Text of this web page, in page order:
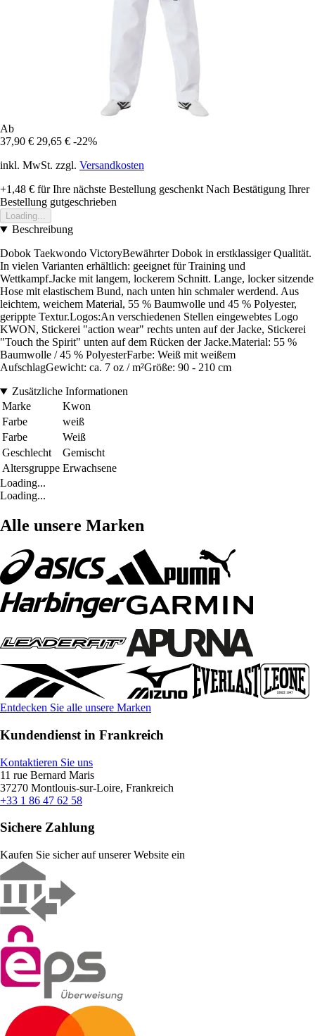
Ab
37,90 € 29,65 € -22%
inkl. MwSt. zzgl. Versandkosten
+1,48 € für Ihre nächste Bestellung geschenkt Nach Bestätigung Ihrer
Bestellung gutgeschrieben
Loading...
Beschreibung
Dobok Taekwondo VictoryBewährter Dobok in erstklassiger Qualität.
In vielen Varianten erhältlich: geeignet für Training und
Wettkampf.Jacke mit langem, lockerem Schnitt. Lange, locker sitzende
Hose mit elastischem Bund, nach unten hin schmaler werdend. Aus
leichtem, weichem Material, 55 % Baumwolle und 45 % Polyester,
gerippte Textur.Logos:An verschiedenen Stellen eingewebtes Logo
KWON, Stickerei "action wear" rechts unten auf der Jacke, Stickerei
"Touch the Spirit" unten auf dem Rücken der Jacke.Material: 55 %
Baumwolle / 45 % PolyesterFarbe: Weiß mit weißem
AufschlagGewicht: ca. 7 oz / m²Größe: 90 - 210 cm
Zusätzliche Informationen
Marke
Kwon
Farbe
weiß
Farbe
Weiß
Geschlecht
Gemischt
Altersgruppe Erwachsene
Loading...
Loading...
Alle unsere Marken
Entdecken Sie alle unsere Marken
Kundendienst in Frankreich
Kontaktieren Sie uns
11 rue Bernard Maris
37270 Montlouis-sur-Loire, Frankreich
+33 1 86 47 62 58
Sichere Zahlung
Kaufen Sie sicher auf unserer Website ein